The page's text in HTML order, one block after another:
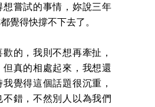
嘗試的事情，妳說三年
覺得快撐不下去了。
的，我則不想再牽扯，
真的相處起來，我想還
覺得這個話題很沉重，
錯，不然別人以為我們